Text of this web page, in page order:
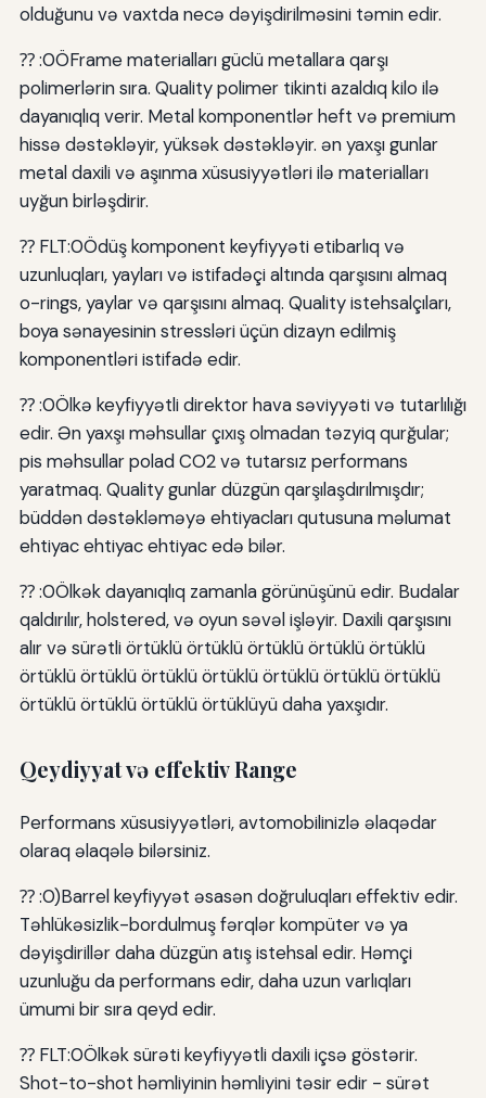
olduğunu və vaxtda necə dəyişdirilməsini təmin edir.
⁇ :0ÖFrame materialları güclü metallara qarşı
polimerlərin sıra. Quality polimer tikinti azaldıq kilo ilə
dayanıqlıq verir. Metal komponentlər heft və premium
hissə dəstəkləyir, yüksək dəstəkləyir. ən yaxşı gunlar
metal daxili və aşınma xüsusiyyətləri ilə materialları
uyğun birləşdirir.
⁇ FLT:0Ödüş komponent keyfiyyəti etibarlıq və
uzunluqları, yayları və istifadəçi altında qarşısını almaq
o-rings, yaylar və qarşısını almaq. Quality istehsalçıları,
boya sənayesinin stressləri üçün dizayn edilmiş
komponentləri istifadə edir.
⁇ :0Ölkə keyfiyyətli direktor hava səviyyəti və tutarlılığı
edir. Ən yaxşı məhsullar çıxış olmadan təzyiq qurğular;
pis məhsullar polad CO2 və tutarsız performans
yaratmaq. Quality gunlar düzgün qarşılaşdırılmışdır;
büddən dəstəkləməyə ehtiyacları qutusuna məlumat
ehtiyac ehtiyac ehtiyac edə bilər.
⁇ :0Ölkək dayanıqlıq zamanla görünüşünü edir. Budalar
qaldırılır, holstered, və oyun səvəl işləyir. Daxili qarşısını
alır və sürətli örtüklü örtüklü örtüklü örtüklü örtüklü
örtüklü örtüklü örtüklü örtüklü örtüklü örtüklü örtüklü
örtüklü örtüklü örtüklü örtüklüyü daha yaxşıdır.
Qeydiyyat və effektiv Range
Performans xüsusiyyətləri, avtomobilinizlə əlaqədar
olaraq əlaqələ bilərsiniz.
⁇ :0)Barrel keyfiyyət əsasən doğruluqları effektiv edir.
Təhlükəsizlik-bordulmuş fərqlər kompüter və ya
dəyişdirillər daha düzgün atış istehsal edir. Həmçi
uzunluğu da performans edir, daha uzun varlıqları
ümumi bir sıra qeyd edir.
⁇ FLT:0Ölkək sürəti keyfiyyətli daxili içsə göstərir.
Shot-to-shot həmliyinin həmliyini təsir edir - sürət